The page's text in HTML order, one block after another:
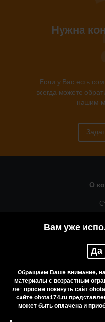
Вам уже
Да
Обращаем Ваше внимание,
материалы с возрастным
лет просим покинуть сайт
сайте ohota174.ru
может быть оплачена и
Нужна
Если у Вас есть
всегда можете
нашим
О
Приобретение